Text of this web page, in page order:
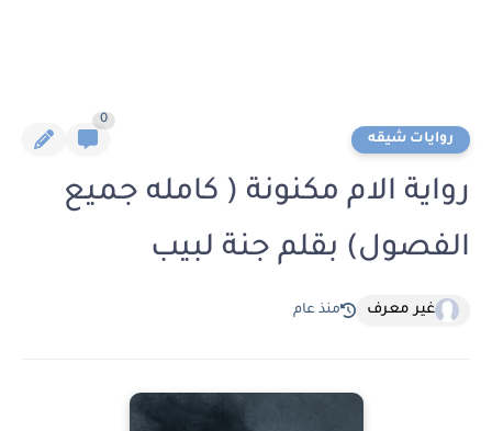
روايات شيقه
0
رواية الام مكنونة ( كامله جميع
الفصول) بقلم جنة لبيب
غير معرف منذ عام